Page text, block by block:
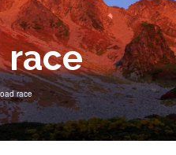
race
race